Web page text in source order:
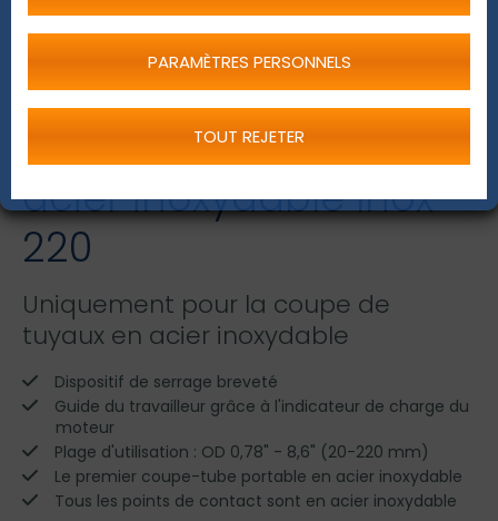
Coupe des Tube en
acier inoxydable Inox
220
Uniquement pour la coupe de
tuyaux en acier inoxydable
Dispositif de serrage breveté
Guide du travailleur grâce à l'indicateur de charge du
moteur
Plage d'utilisation : OD 0,78" - 8,6" (20-220 mm)
Le premier coupe-tube portable en acier inoxydable
Tous les points de contact sont en acier inoxydable
PARAMÈTRES PERSONNELS
TOUT REJETER